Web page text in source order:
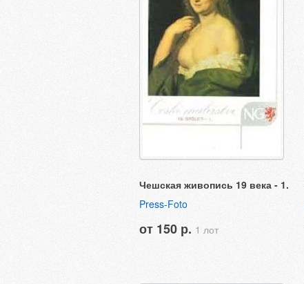
Чешская живопись 19 века - 1.
Press-Foto
от 150 р. 1 лот